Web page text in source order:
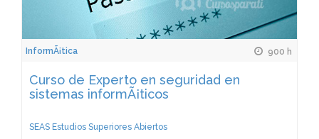
InformÃ¡tica 900 h
Curso de Experto en seguridad en
sistemas informÃ¡ticos
SEAS Estudios Superiores Abiertos